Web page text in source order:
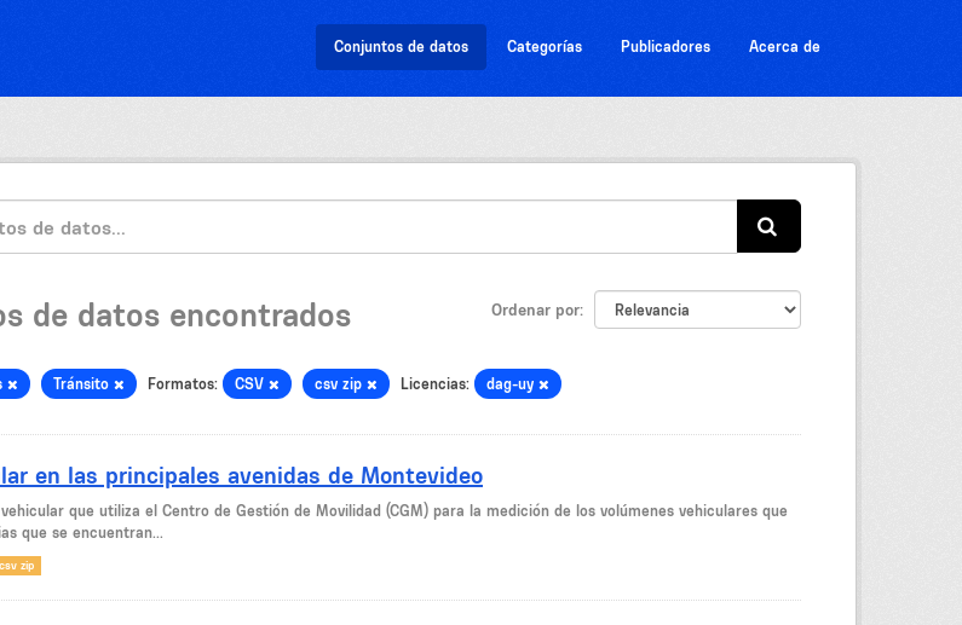
Conjuntos de datos Categorías Publicadores Acerca de
Ordenar por
de datos encontrados
Tránsito Formatos: CSV csv zip Licencias: dag-uy
en las principales avenidas de Montevideo
que utiliza el Centro de Gestión de Movilidad (CGM) para la medición de los volúmenes vehiculares que
que se encuentran...
csv zip